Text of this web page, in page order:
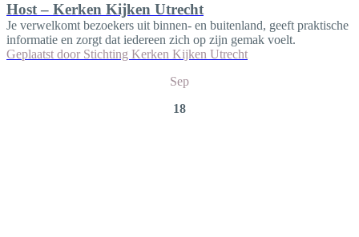
Host – Kerken Kijken Utrecht
Je verwelkomt bezoekers uit binnen- en buitenland, geeft praktische
informatie en zorgt dat iedereen zich op zijn gemak voelt.
Geplaatst door Stichting Kerken Kijken Utrecht
Sep
18